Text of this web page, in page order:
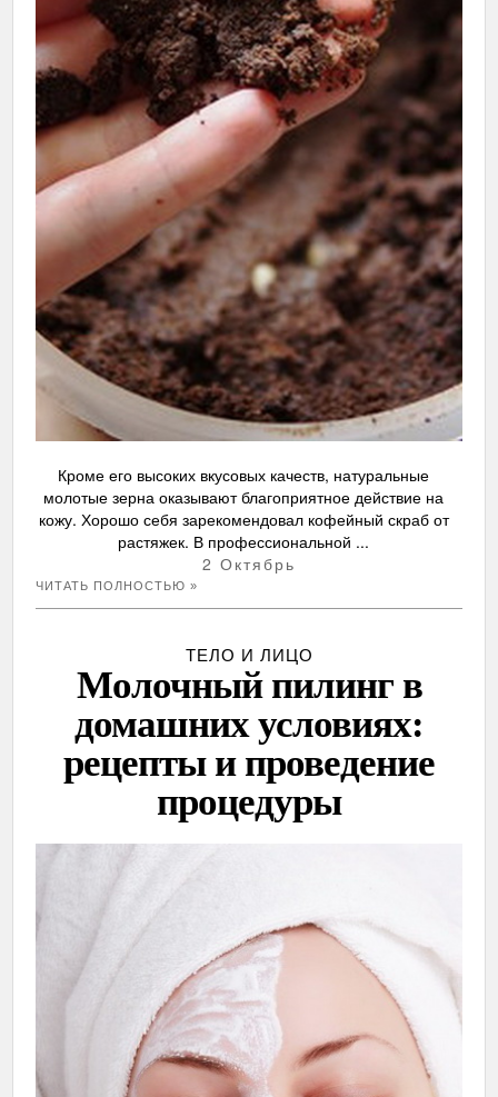
Кроме его высоких вкусовых качеств, натуральные
молотые зерна оказывают благоприятное действие на
кожу. Хорошо себя зарекомендовал кофейный скраб от
растяжек. В профессиональной ...
2 Октябрь
ЧИТАТЬ ПОЛНОСТЬЮ »
ТЕЛО И ЛИЦО
Молочный пилинг в
домашних условиях:
рецепты и проведение
процедуры